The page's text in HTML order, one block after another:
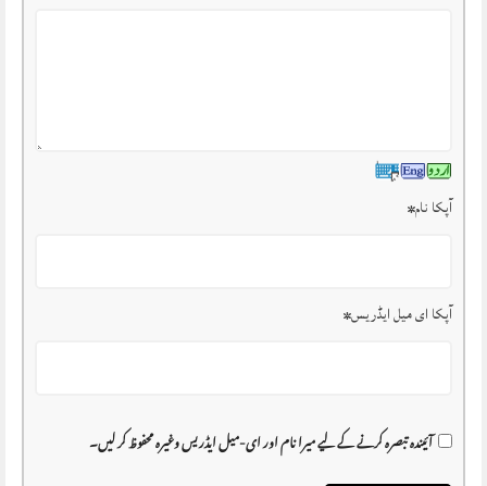
آپکا نام*
آپکا ای میل ایڈریس*
آئیندہ تبصرہ کرنے کے لیے میرا نام اور ای-میل ایڈریس وغیرہ محفوظ کر لیں۔